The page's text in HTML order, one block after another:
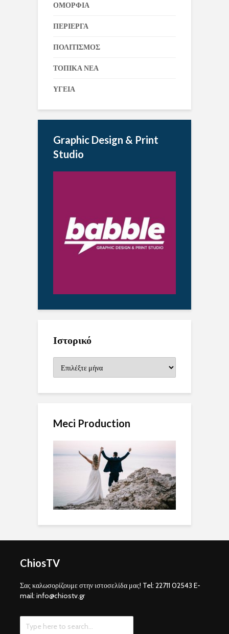
ΟΜΟΡΦΙΑ
ΠΕΡΙΕΡΓΑ
ΠΟΛΙΤΙΣΜΟΣ
ΤΟΠΙΚΑ ΝΕΑ
ΥΓΕΙΑ
Graphic Design & Print
Studio
Ιστορικό
Meci Production
ChiosTV
Σας καλωσορίζουμε στην ιστοσελίδα μας! Tel: 22711 02543 E-
mail: info@chiostv.gr